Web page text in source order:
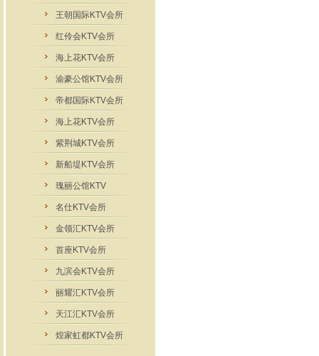
王朝国际KTV会所
红伶会KTV会所
海上花KTV会所
渝豪公馆KTV会所
帝都国际KTV会所
海上花KTV会所
紫荆城KTV会所
新船堤KTV会所
瑰丽公馆KTV
名仕KTV会所
金领汇KTV会所
首座KTV会所
九滨会KTV会所
丽耀汇KTV会所
天江汇KTV会所
煌家虹都KTV会所